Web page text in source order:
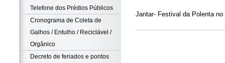
Telefone dos Prédios Públicos
Cronograma de Coleta de
Galhos / Entulho / Reciclável /
Orgânico
Decreto de feriados e pontos
Jantar- Festival da Polenta no